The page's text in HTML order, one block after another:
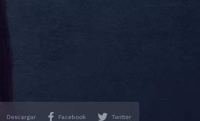
Descargar Facebook Twitter